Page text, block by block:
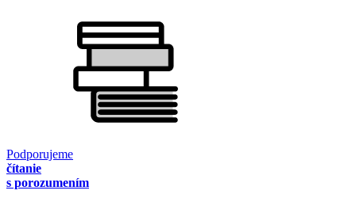
Podporujeme
čítanie
s porozumením